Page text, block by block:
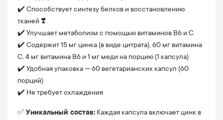
✔️ Способствует синтезу белков и восстановлению
тканей ❣️
✔️ Улучшает метаболизм с помощью витаминов B6 и C
✔️ Содержит 15 мг цинка (в виде цитрата), 60 мг витамина
C, 4 мг витамина B6 и 1 мг меди на порцию (1 капсула)
✔️ Удобная упаковка — 60 вегетарианских капсул (60
порций)
✔️ Не требует охлаждения
✅ Уникальный состав: Каждая капсула включает цинк в